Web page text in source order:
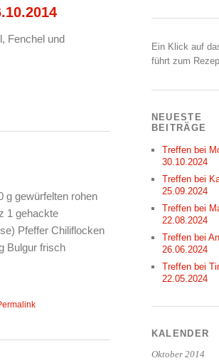
Fenchel und
g gewürfelten rohen
1 gehackte
Pfeffer Chiliflocken
Bulgur frisch
Ein Klick auf
führt zum
NEUESTE
BEITRÄGE
Treffen bei
30.10.2024
Treffen bei
25.09.2024
Treffen bei
22.08.2024
Treffen bei
26.06.2024
Treffen bei
22.05.2024
KALENDER
Oktober 2014